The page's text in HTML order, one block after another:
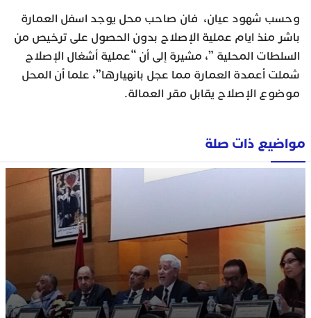
وحسب شهود عيان، فان صاحب محل يوجد اسفل العمارة
باشر منذ ايام عملية الإصلاح بدون الحصول على ترخيص من
السلطات المحلية ”، مشيرة إلى أن “عملية أشغال الإصلاح
شملت أعمدة العمارة مما عجل بانهيارها”، علما أن المحل
موضوع الإصلاح يقابل مقر العمالة.
مواضيع ذات صلة